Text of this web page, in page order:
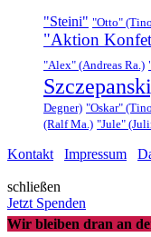
"Steini" "Otto"
"Aktion
"Alex" (Andreas Ra.)
Degner) "Oskar"
(Ralf Ma.) "Jule"
Kontakt Impressum
schließen
Jetzt Spenden
Wir bleiben dran an